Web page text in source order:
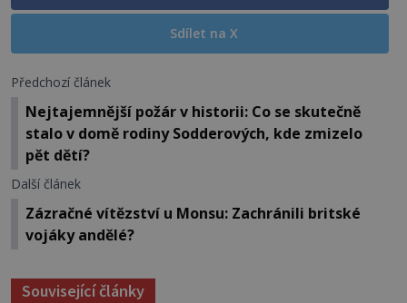
Sdílet na X
Předchozí článek
Nejtajemnější požár v historii: Co se skutečně
stalo v domě rodiny Sodderových, kde zmizelo
pět dětí?
Další článek
Zázračné vítězství u Monsu: Zachránili britské
vojáky andělé?
Související články